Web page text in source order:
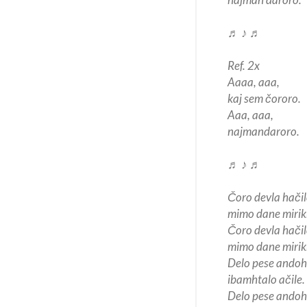
♬ ♪ ♬
Ref. 2x
Aaaa, aaa,
kaj sem čororo.
Aaa, aaa,
najmandaroro.
♬ ♪ ♬
Čoro devla
mimo dane
Čoro devla
mimo dane
Delo pese
ibamhtalo ačile.
Delo pese